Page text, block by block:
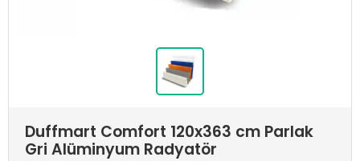
Duffmart Comfort 120x363 cm Parlak
Gri Alüminyum Radyatör